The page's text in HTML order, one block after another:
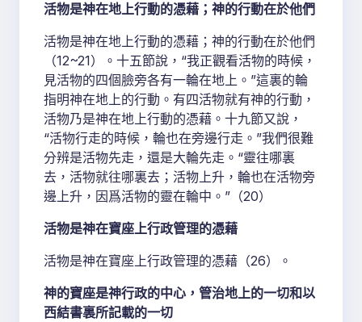
活物是神在地上行動的憑藉；神的行動在於他們
活物是神在地上行動的憑藉；神的行動在於他們
（12~21）。十五節說，“我正觀看活物的時候，
見活物的四個臉旁各有一輪在地上。”這裏的輪
指明神在地上的行動。有四活物就有神的行動，
活物乃是神在地上行動的憑藉。十九節又說，
“活物行走的時候，輪也在旁邊行走。”我們很難
分辨是活物先走，還是大輪先走。“靈往哪裏
去，活物就往哪裏去；活物上升，輪也在活物旁
邊上升，因爲活物的靈在輪中。”（20）
活物是神在寶座上行政管理的憑藉
活物是神在寶座上行政管理的憑藉（26）。
神的寶座是神行政的中心，管治地上的一切和以
西結書裏所記載的一切